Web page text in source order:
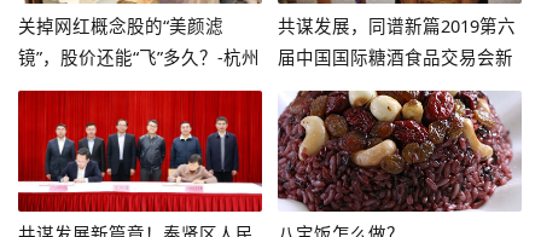
关掉网红概念股的“美颜滤
镜”，股价还能“飞”多久？-杭州
天风食品有限公司
共谋发展，同谱新篇2019第六
届中国国际糖酒食品交易会新
闻发布会在宁举办-泸州系列酒
多少参加南京糖酒会